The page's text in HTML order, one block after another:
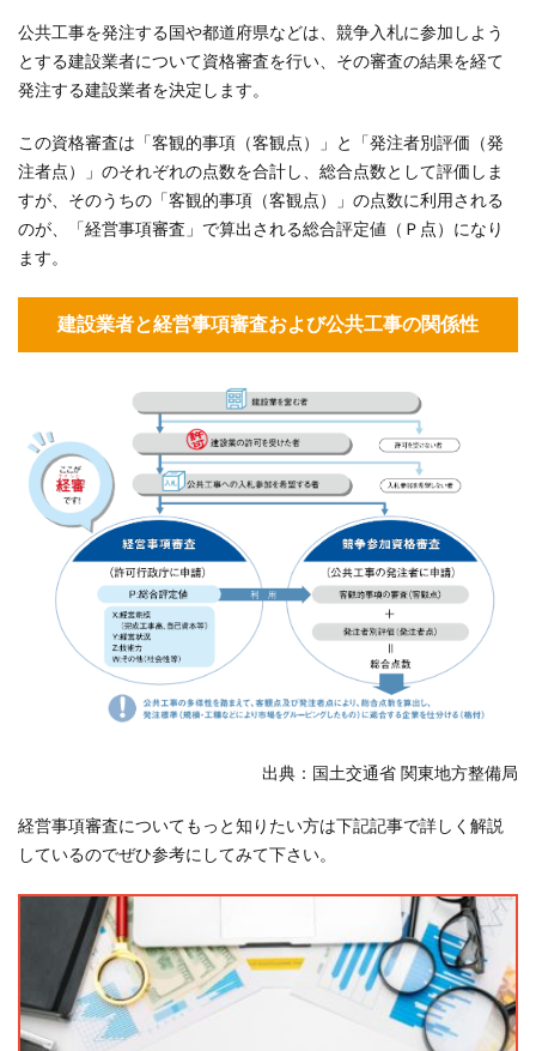
さら
②】
経営
審査
の総
合評
定値
（Ｐ
の算
出方
題！】
Ｙ評点
（経営
状況）
の算出
方法に
ついて
3.1
Ｙ評
つの
から
され
る！
８つ
の指
公共工事を発注する国や都道府県などは、競争入札に参加しよう
とする建設業者について資格審査を行い、その審査の結果を経て
発注する建設業者を決定します。
この資格審査は「客観的事項（客観点）」と「発注者別評価（発
注者点）」のそれぞれの点数を合計し、総合点数として評価しま
すが、そのうちの「客観的事項（客観点）」の点数に利用される
のが、「経営事項審査」で算出される総合評定値（Ｐ点）になり
ます。
建設業者と経営事項審査および公共工事の関係性
出典：国土交通省 関東地方整備局
経営事項審査についてもっと知りたい方は下記記事で詳しく解説
しているのでぜひ参考にしてみて下さい。